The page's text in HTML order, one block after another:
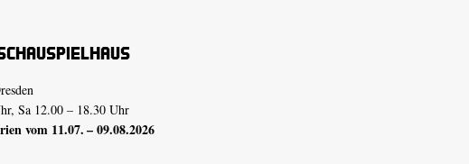
Sa 12.00 – 18.30 Uhr
vom 11.07. – 09.08.2026